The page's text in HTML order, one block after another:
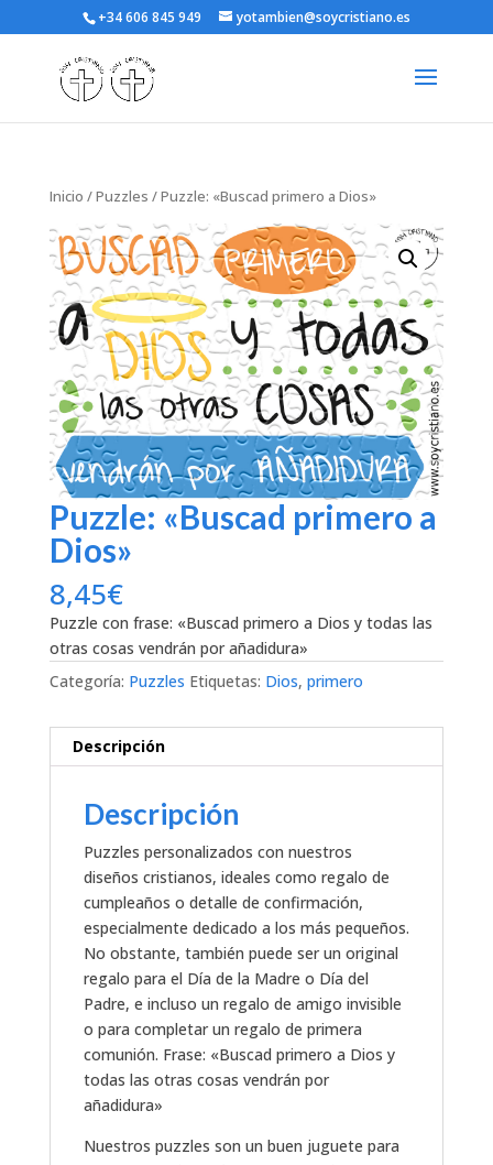
+34 606 845 949 yotambien@soycristiano.es
Inicio /Puzzles / Puzzle: «Buscad primero a Dios»
Puzzle: «Buscad primero a
Dios»
8,45€
Puzzle con frase: «Buscad primero a Dios y todas las
otras cosas vendrán por añadidura»
Categoría: Puzzles Etiquetas: Dios, primero
Descripción
Descripción
Puzzles personalizados con nuestros
diseños cristianos, ideales como regalo de
cumpleaños o detalle de confirmación,
especialmente dedicado a los más pequeños.
No obstante, también puede ser un original
regalo para el Día de la Madre o Día del
Padre, e incluso un regalo de amigo invisible
o para completar un regalo de primera
comunión. Frase: «Buscad primero a Dios y
todas las otras cosas vendrán por
añadidura»
Nuestros puzzles son un buen juguete para